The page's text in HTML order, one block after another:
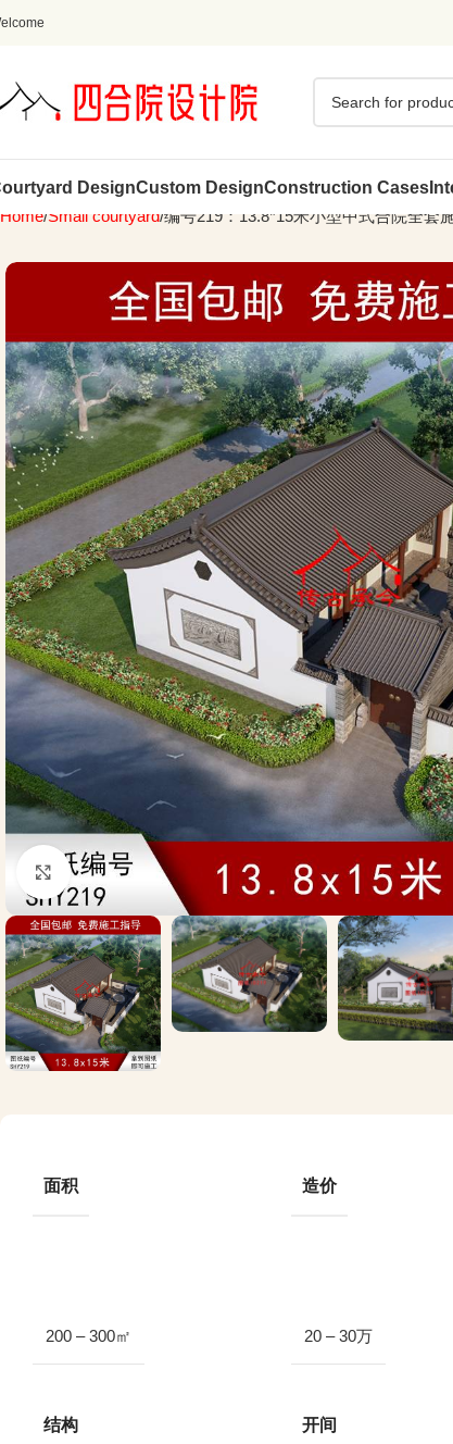
DesignCustom DesignConstruction Cases
Home Small courtyard 编号219：13.8*15米小型中式合院全套
Click to enlarge
面积
200 – 300㎡
造价
20 – 30万
结构 开间